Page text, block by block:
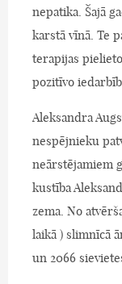
nepatika. Šajā
karstā vīnā. Te
terapijas
pozitīvo
Aleksandra
nespējnieku
neārstējamiem
kustība
zema. No
laikā ) slimnīcā
un 2066